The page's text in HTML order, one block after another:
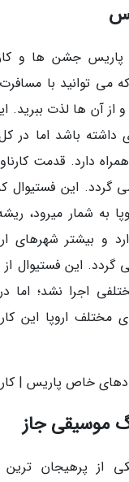
پاریس جشن ها و
می توانید با
و از آن ها لذت
باشد اما در
دارد. قدمت
گردد. این فستیوال
به شمار میرود،
و بیشتر شهرهای
اجرا نشد؛ اما
مختلف اروپا این
خاص پاریس |
موسیقی جاز
از پرهیجان ترین